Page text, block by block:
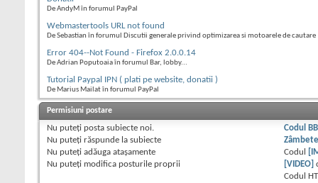
De AndyM în forumul PayPal
Webmastertools URL not found
De Sebastian în forumul Discutii generale privind optimizarea si motoarele de cautare
Error 404--Not Found - Firefox 2.0.0.14
De Adrian Poputoaia în forumul Bar, lobby...
Tutorial Paypal IPN ( plati pe website, donatii )
De Marius Mailat în forumul PayPal
Permisiuni postare
Nu puteţi posta subiecte noi.
Nu puteţi răspunde la subiecte
Nu puteţi adăuga ataşamente
Nu puteţi modifica posturile proprii
Codul BB
Codul
[VIDEO]
Codul